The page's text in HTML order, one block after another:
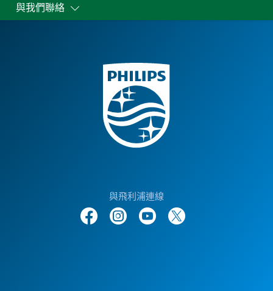
與我們聯絡
與飛利浦連線